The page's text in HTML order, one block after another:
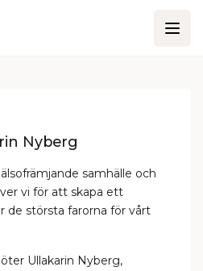
Nyberg
samhälle och
vi för att skapa ett
de största farorna för vårt
Ullakarin Nyberg,